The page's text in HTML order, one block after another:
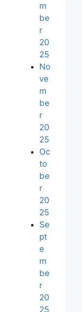
m
be
r
20
25
No
ve
m
be
r
20
25
Oc
to
be
r
20
25
Se
pt
e
m
be
r
20
25